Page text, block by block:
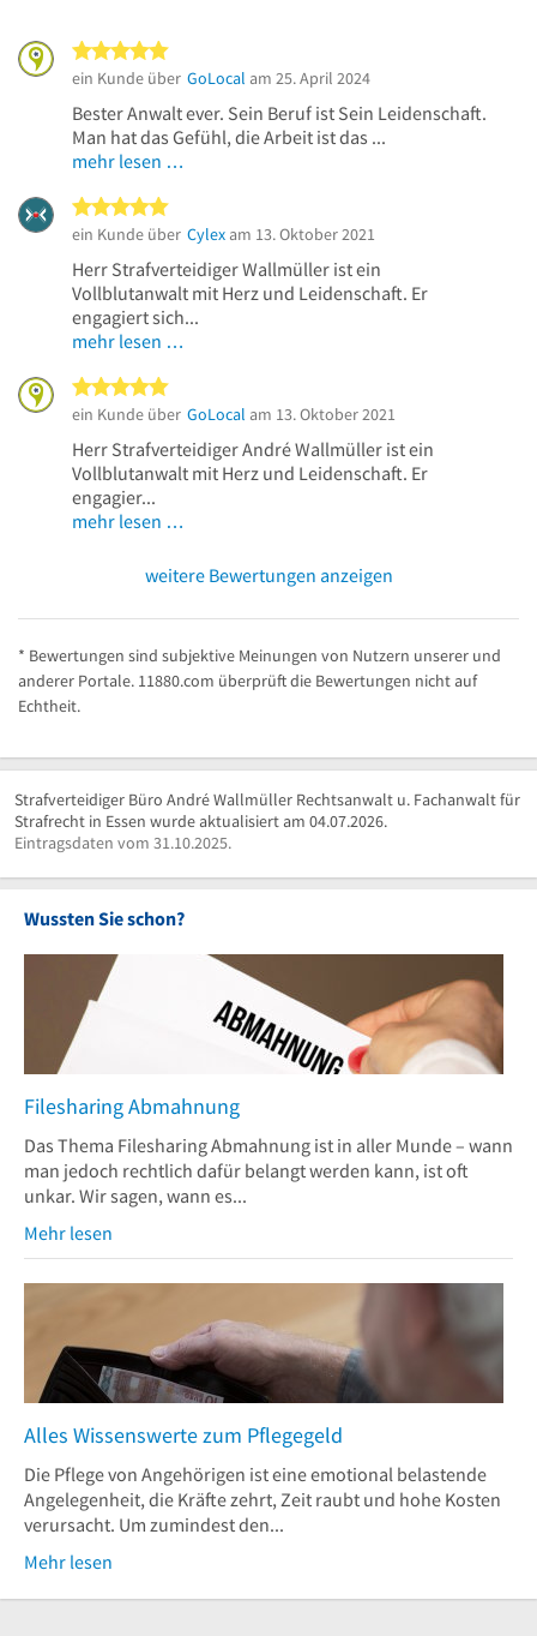
ein Kunde über GoLocal am 25. April 2024
Bester Anwalt ever. Sein Beruf ist Sein Leidenschaft.
Man hat das Gefühl, die Arbeit ist das ...
mehr lesen …
ein Kunde über Cylex am 13. Oktober 2021
Herr Strafverteidiger Wallmüller ist ein
Vollblutanwalt mit Herz und Leidenschaft. Er
engagiert sich...
mehr lesen …
ein Kunde über GoLocal am 13. Oktober 2021
Herr Strafverteidiger André Wallmüller ist ein
Vollblutanwalt mit Herz und Leidenschaft. Er
engagier...
mehr lesen …
weitere Bewertungen anzeigen
* Bewertungen sind subjektive Meinungen von Nutzern unserer und
anderer Portale. 11880.com überprüft die Bewertungen nicht auf
Echtheit.
Strafverteidiger Büro André Wallmüller Rechtsanwalt u. Fachanwalt für
Strafrecht in Essen wurde aktualisiert am 04.07.2026.
Eintragsdaten vom 31.10.2025.
Wussten Sie schon?
Filesharing Abmahnung
Das Thema Filesharing Abmahnung ist in aller Munde – wann
man jedoch rechtlich dafür belangt werden kann, ist oft
unkar. Wir sagen, wann es...
Mehr lesen
Alles Wissenswerte zum Pflegegeld
Die Pflege von Angehörigen ist eine emotional belastende
Angelegenheit, die Kräfte zehrt, Zeit raubt und hohe Kosten
verursacht. Um zumindest den...
Mehr lesen